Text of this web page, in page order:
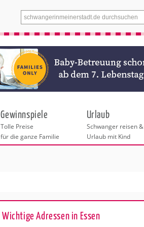
Menü
Gewinnspiele
Tolle Preise
für die ganze Familie
Urlaub
Schwanger reisen &
Urlaub mit Kind
Wichtige Adressen in Essen